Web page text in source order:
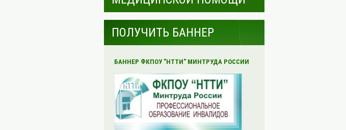
ПОЛУЧИТЬ БАННЕР
БАННЕР ФКПОУ "НТТИ" МИНТРУДА РОССИИ